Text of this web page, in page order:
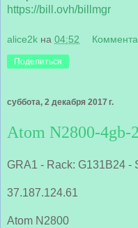
https://bill.ovh/billmgr
alice2k на 04:52
Поделиться
суббота, 2 декабря 2017 г.
Atom N2800-4gb-
GRA1 - Rack: G131B24 -
37.187.124.61
Atom N2800